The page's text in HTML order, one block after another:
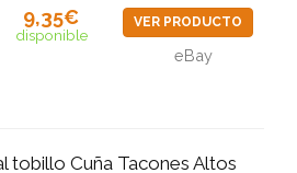
9,35€
disponible
VER PRODUCTO
eBay
tobillo Cuña Tacones Altos